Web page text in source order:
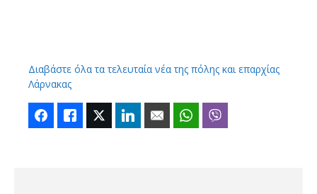
Διαβάστε όλα τα τελευταία νέα της πόλης και επαρχίας
Λάρνακας
FacebookLike Twitter LinkedIn Email WhatsApp